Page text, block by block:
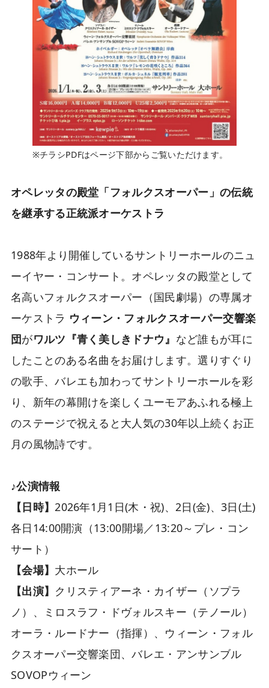
※チラシPDFはページ下部からご覧いただけます。
オペレッタの殿堂「フォルクスオーパー」の伝統
を継承する正統派オーケストラ
1988年より開催しているサントリーホールのニュ
ーイヤー・コンサート。オペレッタの殿堂として
名高いフォルクスオーパー（国民劇場）の専属オ
ーケストラ ウィーン・フォルクスオーパー交響楽
団がワルツ『青く美しきドナウ』 など誰もが耳に
したことのある名曲をお届けします。選りすぐり
の歌手、バレエも加わってサントリーホールを彩
り、新年の幕開けを楽しくユーモアあふれる極上
のステージで祝えると大人気の30年以上続くお正
月の風物詩です。
♪公演情報
【日時】2026年1月1日(木・祝)、2日(金)、3日(土)
各日14:00開演（13:00開場／13:20～プレ・コン
サート）
【会場】 大ホール
【出演】 クリスティアーネ・カイザー（ソプラ
ノ）、ミロスラフ・ドヴォルスキー（テノール）
オーラ・ルードナー（指揮）、ウィーン・フォル
クスオーパー交響楽団、バレエ・アンサンブル
SOVOPウィーン